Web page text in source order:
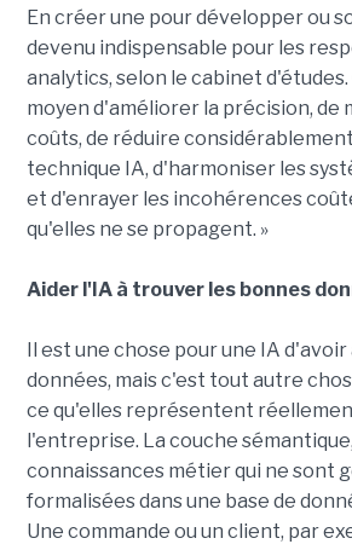
En créer une pour développer ou
devenu indispensable pour les
analytics, selon le cabinet d'études.
moyen d'améliorer la précision, de
coûts, de réduire
technique IA, d'harmoniser les
et d'enrayer les incohérences
qu'elles ne se propagent. »
Aider l'IA à trouver les bonnes
Il est une chose pour une IA d'avoir
données, mais c'est tout autre
ce qu'elles représentent
l'entreprise. La couche
connaissances métier qui ne sont
formalisées dans une base de
Une commande ou un client, par